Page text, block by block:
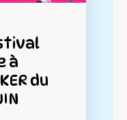
à
du